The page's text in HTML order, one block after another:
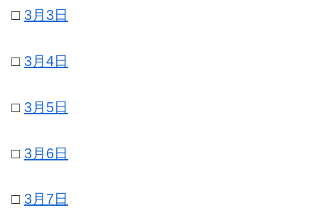
□ 3月3日
□ 3月4日
□ 3月5日
□ 3月6日
□ 3月7日